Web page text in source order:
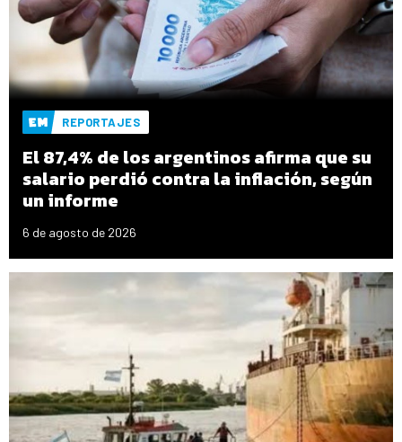
REPORTAJES
El 87,4% de los argentinos afirma que su
salario perdió contra la inflación, según
un informe
6 de agosto de 2026